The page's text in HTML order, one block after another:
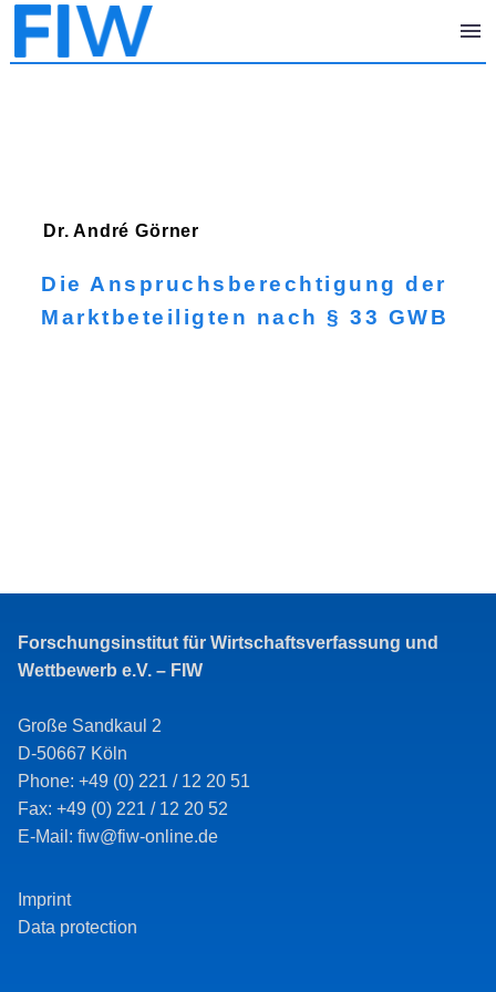
Dr. André Görner
Die Anspruchsberechtigung der
Marktbeteiligten nach § 33 GWB
Forschungsinstitut für Wirtschaftsverfassung und
Wettbewerb e.V. – FIW
Große Sandkaul 2
D-50667 Köln
Phone: +49 (0) 221 / 12 20 51
Fax: +49 (0) 221 / 12 20 52
E-Mail: fiw@fiw-online.de
Imprint
Data protection